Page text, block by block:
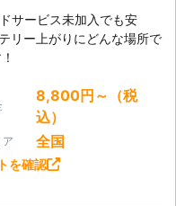
サービス未加入でも安
リー上がりにどんな場所で
8,800円～（税
込）
全国
を確認